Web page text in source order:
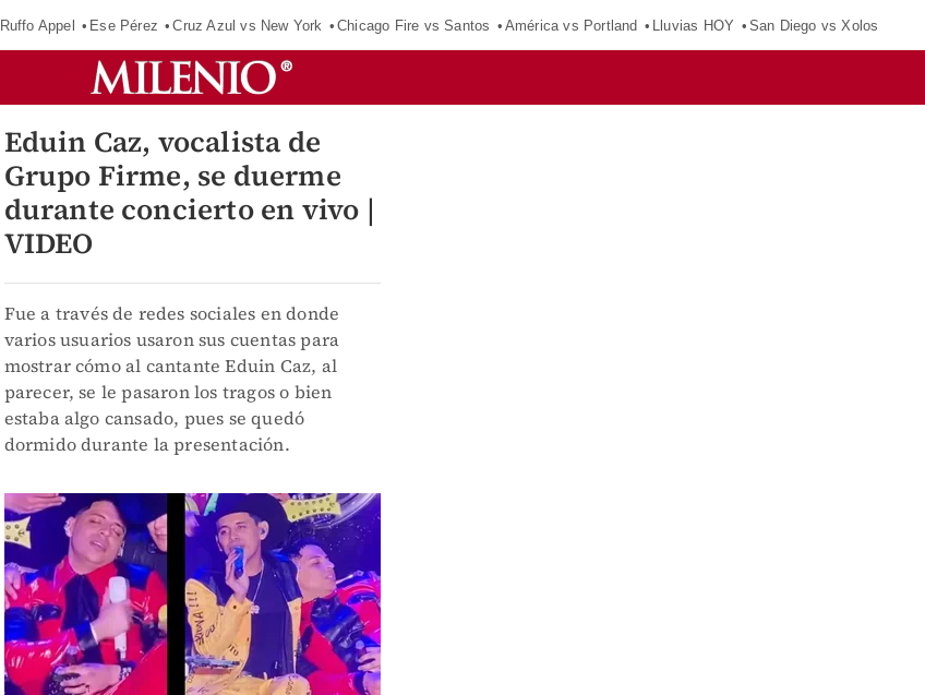
Ruffo Appel Ese Pérez Cruz Azul vs New York Chicago Fire vs Santos América vs Portland Lluvias HOY San Diego vs Xolos
Eduin Caz, vocalista de
Grupo Firme, se duerme
durante concierto en vivo |
VIDEO
Fue a través de redes sociales en donde
varios usuarios usaron sus cuentas para
mostrar cómo al cantante Eduin Caz, al
parecer, se le pasaron los tragos o bien
estaba algo cansado, pues se quedó
dormido durante la presentación.